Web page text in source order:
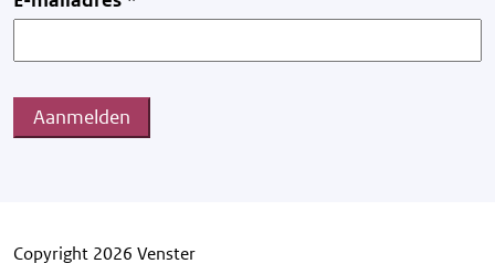
Aanmelden
Copyright 2026 Venster